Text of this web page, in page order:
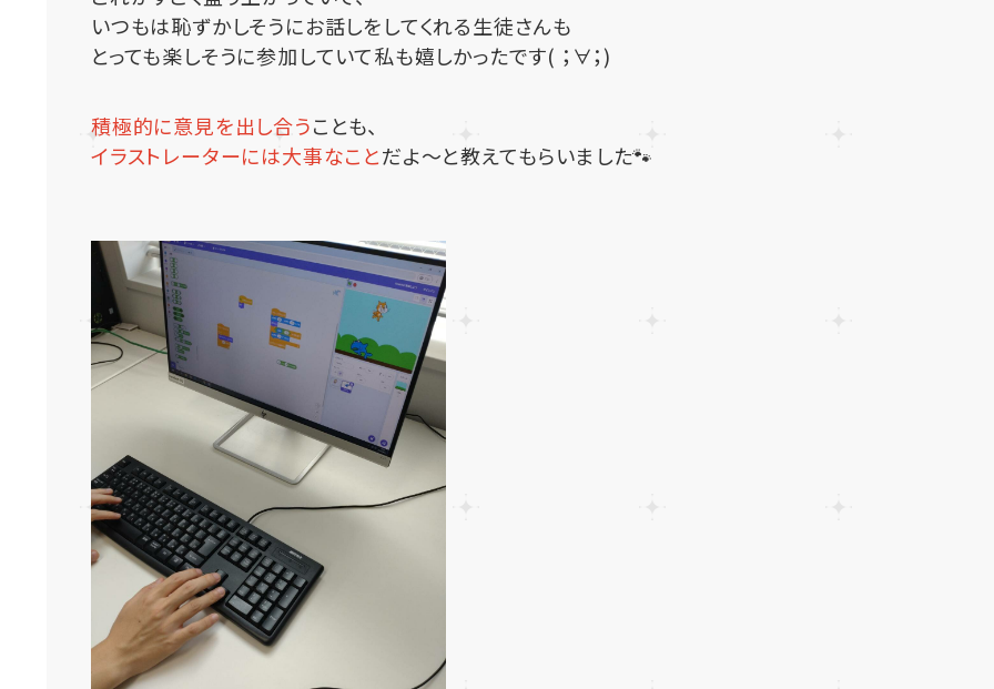
いつもは恥ずかしそうにお話しをしてくれる生徒さんも
とっても楽しそうに参加していて私も嬉しかったです( ；∀；)
積極的に意見を出し合うことも、
イラストレーターには大事なことだよ～と教えてもらいました🐾